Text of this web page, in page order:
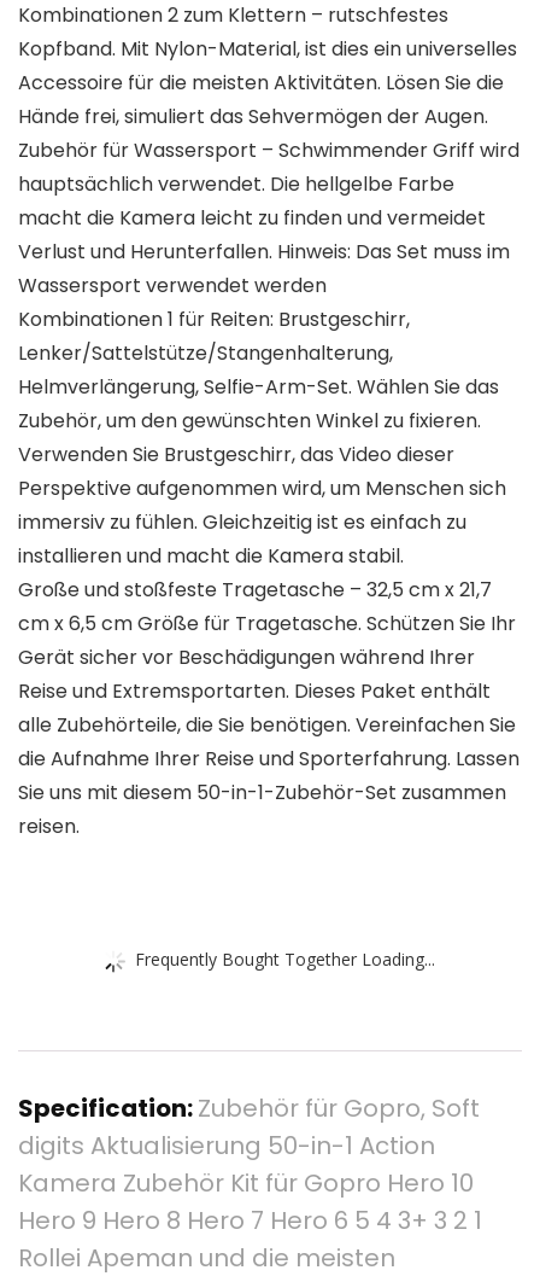
Kombinationen 2 zum Klettern – rutschfestes
Kopfband. Mit Nylon-Material, ist dies ein universelles
Accessoire für die meisten Aktivitäten. Lösen Sie die
Hände frei, simuliert das Sehvermögen der Augen.
Zubehör für Wassersport – Schwimmender Griff wird
hauptsächlich verwendet. Die hellgelbe Farbe
macht die Kamera leicht zu finden und vermeidet
Verlust und Herunterfallen. Hinweis: Das Set muss im
Wassersport verwendet werden
Kombinationen 1 für Reiten: Brustgeschirr,
Lenker/Sattelstütze/Stangenhalterung,
Helmverlängerung, Selfie-Arm-Set. Wählen Sie das
Zubehör, um den gewünschten Winkel zu fixieren.
Verwenden Sie Brustgeschirr, das Video dieser
Perspektive aufgenommen wird, um Menschen sich
immersiv zu fühlen. Gleichzeitig ist es einfach zu
installieren und macht die Kamera stabil.
Große und stoßfeste Tragetasche – 32,5 cm x 21,7
cm x 6,5 cm Größe für Tragetasche. Schützen Sie Ihr
Gerät sicher vor Beschädigungen während Ihrer
Reise und Extremsportarten. Dieses Paket enthält
alle Zubehörteile, die Sie benötigen. Vereinfachen Sie
die Aufnahme Ihrer Reise und Sporterfahrung. Lassen
Sie uns mit diesem 50-in-1-Zubehör-Set zusammen
reisen.
Frequently Bought Together Loading...
Specification:Zubehör für Gopro, Soft
digits Aktualisierung 50-in-1 Action
Kamera Zubehör Kit für Gopro Hero 10
Hero 9 Hero 8 Hero 7 Hero 6 5 4 3+ 3 2 1
Rollei Apeman und die meisten